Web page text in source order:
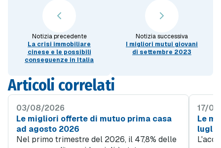
Notizia precedente
La crisi immobiliare
cinese e le possibili
conseguenze in Italia
Notizia successiva
I migliori mutui giovani
di settembre 2023
Articoli correlati
03/08/2026
Le migliori offerte di mutuo prima casa
ad agosto 2026
Nel primo trimestre del 2026, il 47,8% delle
17/
Le